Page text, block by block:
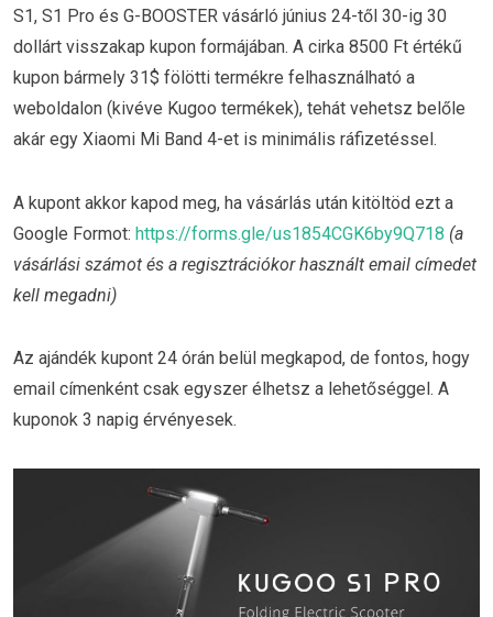
S1, S1 Pro és G-BOOSTER vásárló június 24-től 30-ig 30
dollárt visszakap kupon formájában. A cirka 8500 Ft értékű
kupon bármely 31$ fölötti termékre felhasználható a
weboldalon (kivéve Kugoo termékek), tehát vehetsz belőle
akár egy Xiaomi Mi Band 4-et is minimális ráfizetéssel.
A kupont akkor kapod meg, ha vásárlás után kitöltöd ezt a
Google Formot: https://forms.gle/us1854CGK6by9Q718 (a
vásárlási számot és a regisztrációkor használt email címedet
kell megadni)
Az ajándék kupont 24 órán belül megkapod, de fontos, hogy
email címenként csak egyszer élhetsz a lehetőséggel. A
kuponok 3 napig érvényesek.